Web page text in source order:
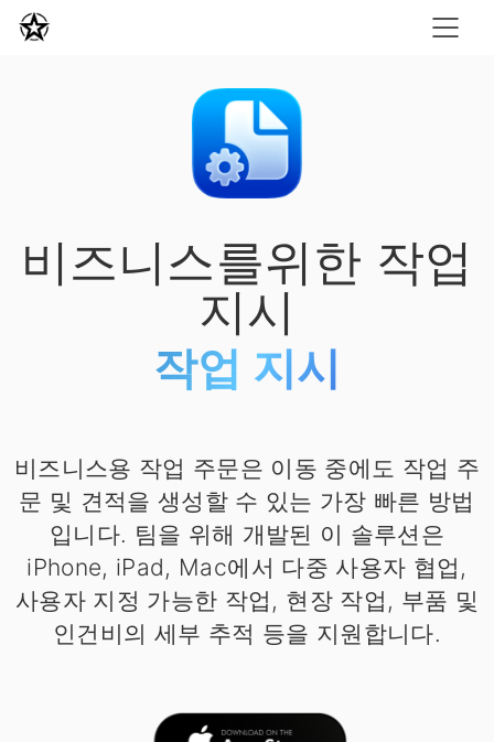
비즈니스를위한 작업
지시
작업 지시
비즈니스용 작업 주문은 이동 중에도 작업 주
문 및 견적을 생성할 수 있는 가장 빠른 방법
입니다. 팀을 위해 개발된 이 솔루션은
iPhone, iPad, Mac에서 다중 사용자 협업,
사용자 지정 가능한 작업, 현장 작업, 부품 및
인건비의 세부 추적 등을 지원합니다.